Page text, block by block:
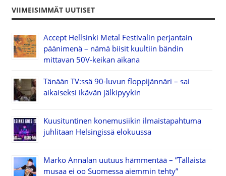
VIIMEISIMMÄT UUTISET
Accept Hellsinki Metal Festivalin perjantain
päänimenä – nämä biisit kuultiin bändin
mittavan 50V-keikan aikana
Tänään TV:ssä 90-luvun floppijännäri – sai
aikaiseksi ikävän jälkipyykin
Kuusituntinen konemusiikin ilmaistapahtuma
juhlitaan Helsingissä elokuussa
Marko Annalan uutuus hämmentää – ”Tällaista
musaa ei oo Suomessa aiemmin tehty”